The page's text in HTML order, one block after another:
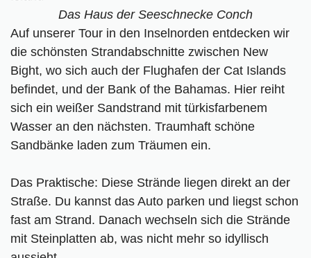
Das Haus der Seeschnecke Conch
Auf unserer Tour in den Inselnorden entdecken wir
die schönsten Strandabschnitte zwischen New
Bight, wo sich auch der Flughafen der Cat Islands
befindet, und der Bank of the Bahamas. Hier reiht
sich ein weißer Sandstrand mit türkisfarbenem
Wasser an den nächsten. Traumhaft schöne
Sandbänke laden zum Träumen ein.
Das Praktische: Diese Strände liegen direkt an der
Straße. Du kannst das Auto parken und liegst schon
fast am Strand. Danach wechseln sich die Strände
mit Steinplatten ab, was nicht mehr so idyllisch